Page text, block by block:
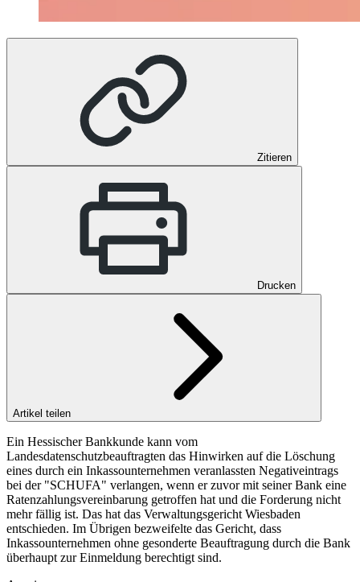
Zitieren
Drucken
Artikel teilen
Ein Hessischer Bankkunde kann vom
Landesdatenschutzbeauftragten das Hinwirken auf die Löschung
eines durch ein Inkassounternehmen veranlassten Negativeintrags
bei der "SCHUFA" verlangen, wenn er zuvor mit seiner Bank eine
Ratenzahlungsvereinbarung getroffen hat und die Forderung nicht
mehr fällig ist. Das hat das Verwaltungsgericht Wiesbaden
entschieden. Im Übrigen bezweifelte das Gericht, dass
Inkassounternehmen ohne gesonderte Beauftragung durch die Bank
überhaupt zur Einmeldung berechtigt sind.